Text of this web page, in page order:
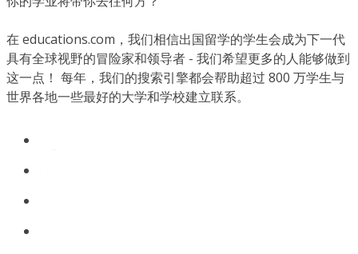
在 educations.com，我们相信出国留学的学生会成为下一代
具有全球视野的冒险家和领导者 - 我们希望更多的人能够做到
这一点！ 每年，我们的搜索引擎都会帮助超过 800 万学生与
世界各地一些最好的大学和学校建立联系。